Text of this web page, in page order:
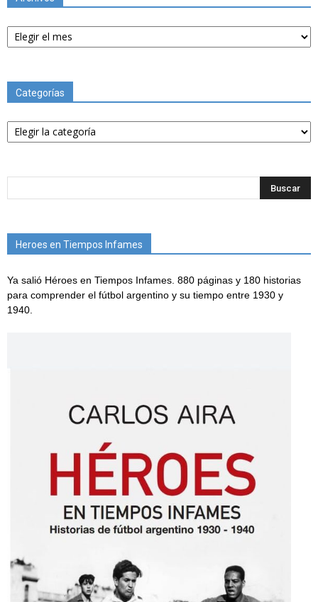
Archivos
Categorías
Categorías
Heroes en Tiempos Infames
Ya salió Héroes en Tiempos Infames. 880 páginas y 180 historias
para comprender el fútbol argentino y su tiempo entre 1930 y
1940.